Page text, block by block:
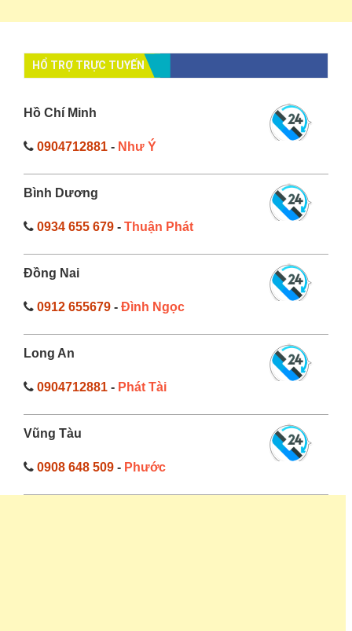
HỔ TRỢ TRỰC TUYẾN
Hồ Chí Minh
0904712881 - Như Ý
Bình Dương
0934 655 679 - Thuận Phát
Đồng Nai
0912 655679 - Đình Ngọc
Long An
0904712881 - Phát Tài
Vũng Tàu
0908 648 509 - Phước